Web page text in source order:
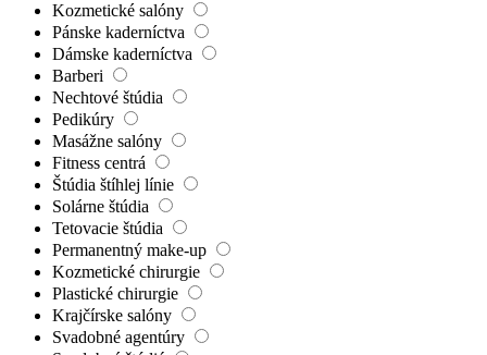
Kozmetické salóny
Pánske kaderníctva
Dámske kaderníctva
Barberi
Nechtové štúdia
Pedikúry
Masážne salóny
Fitness centrá
Štúdia štíhlej línie
Solárne štúdia
Tetovacie štúdia
Permanentný make-up
Kozmetické chirurgie
Plastické chirurgie
Krajčírske salóny
Svadobné agentúry